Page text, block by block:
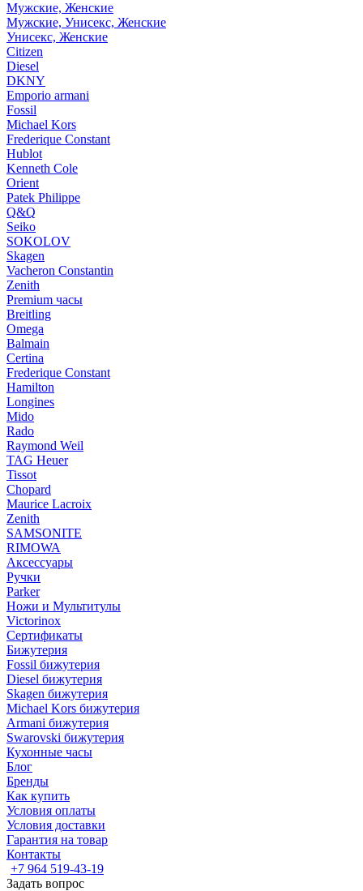
Мужские, Женские
Мужские, Унисекс, Женские
Унисекс, Женские
Citizen
Diesel
DKNY
Emporio armani
Fossil
Michael Kors
Frederique Constant
Hublot
Kenneth Cole
Orient
Patek Philippe
Q&Q
Seiko
SOKOLOV
Skagen
Vacheron Constantin
Zenith
Premium часы
Breitling
Omega
Balmain
Certina
Frederique Constant
Hamilton
Longines
Mido
Rado
Raymond Weil
TAG Heuer
Tissot
Chopard
Maurice Lacroix
Zenith
SAMSONITE
RIMOWA
Аксессуары
Ручки
Parker
Ножи и Мультитулы
Victorinox
Сертификаты
Бижутерия
Fossil бижутерия
Diesel бижутерия
Skagen бижутерия
Michael Kors бижутерия
Armani бижутерия
Swarovski бижутерия
Кухонные часы
Блог
Бренды
Как купить
Условия оплаты
Условия доставки
Гарантия на товар
Контакты
+7 964 519-43-19
Задать вопрос